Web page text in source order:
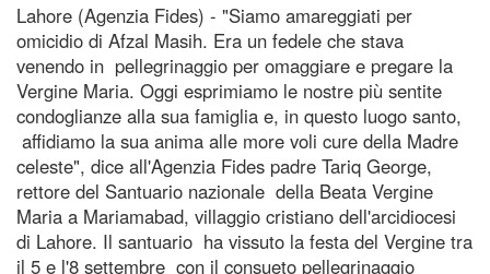
Lahore (Agenzia Fides) - "Siamo amareggiati per
omicidio di Afzal Masih. Era un fedele che stava
venendo in pellegrinaggio per omaggiare e pregare la
Vergine Maria. Oggi esprimiamo le nostre più sentite
condoglianze alla sua famiglia e, in questo luogo santo,
affidiamo la sua anima alle more voli cure della Madre
celeste", dice all'Agenzia Fides padre Tariq George,
rettore del Santuario nazionale della Beata Vergine
Maria a Mariamabad, villaggio cristiano dell'arcidiocesi
di Lahore. Il santuario ha vissuto la festa del Vergine tra
il 5 e l'8 settembre con il consueto pellegrinaggio